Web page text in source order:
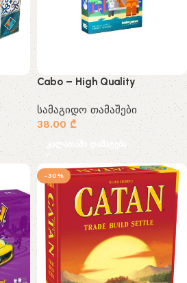
Cabo – High Quality
სამაგიდო თამაშები
38.00₾
კალათაში დამატება
-30%